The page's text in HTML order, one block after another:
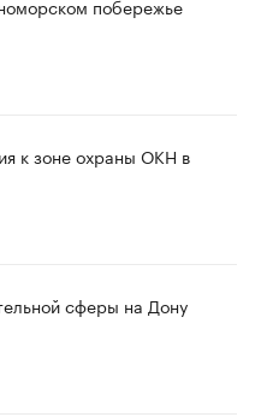
побережье
к зоне охраны ОКН в
сферы на Дону